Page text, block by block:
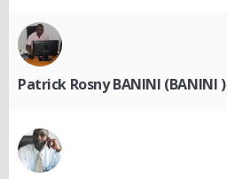
Patrick Rosny BANINI (BANINI )